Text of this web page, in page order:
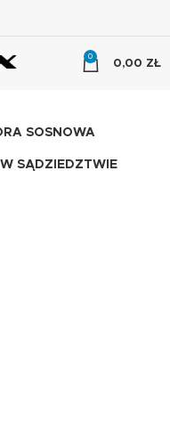
0
0,00 ZŁ
SOSNOWA
W SĄDZIEDZTWIE